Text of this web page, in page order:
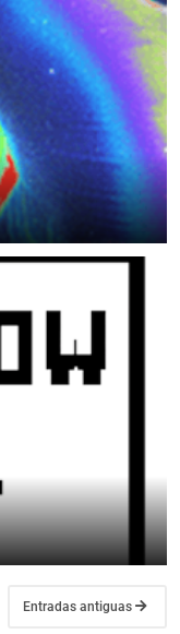
Entradas antiguas